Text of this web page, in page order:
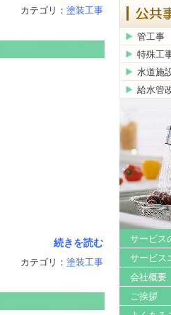
管工事
特殊工
水道施
給水管
サービス
サービス
会社概要
ご挨拶
カテゴリ： 塗装工事
続きを読む
カテゴリ： 塗装工事